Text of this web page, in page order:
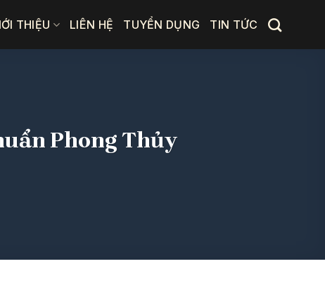
THIỆU LIÊN HỆ TUYỂN DỤNG TIN TỨC
Phong Thủy